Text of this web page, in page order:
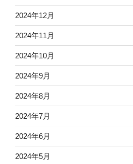
2024年12月
2024年11月
2024年10月
2024年9月
2024年8月
2024年7月
2024年6月
2024年5月